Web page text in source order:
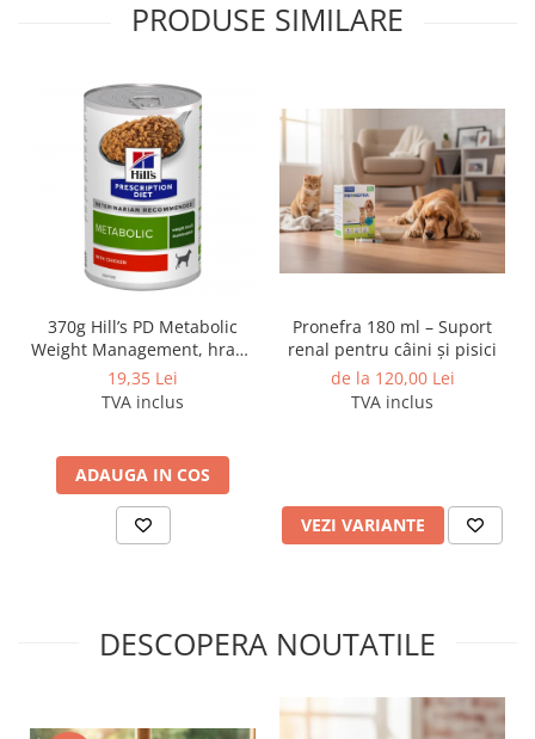
PRODUSE SIMILARE
370g Hill’s PD Metabolic
Weight Management, hrană
umedă dietă veterinară
pentru caini cu probleme
19,35 Lei
TVA inclus
ADAUGA IN COS
Pronefra 180 ml – Suport
renal pentru câini și pisici
de la 120,00 Lei
TVA inclus
VEZI VARIANTE
DESCOPERA NOUTATILE